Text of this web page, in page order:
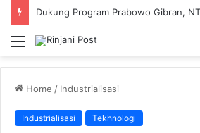
Menu
Home / Industrialisasi
Industrialisasi Tekhnologi